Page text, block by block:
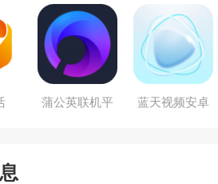
蒲公英联机平
蓝天视频安卓